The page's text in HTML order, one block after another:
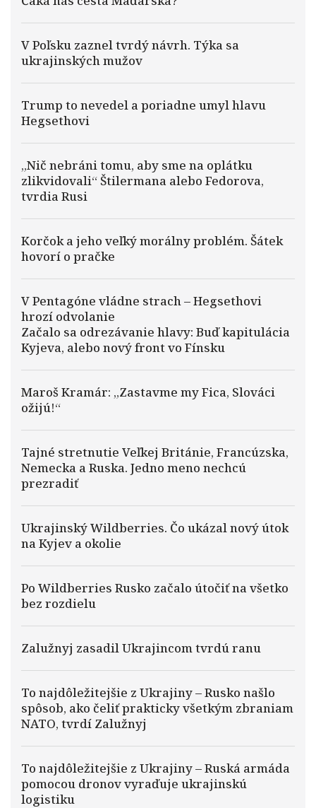
V Poľsku zaznel tvrdý návrh. Týka sa
ukrajinských mužov
Trump to nevedel a poriadne umyl hlavu
Hegsethovi
„Nič nebráni tomu, aby sme na oplátku
zlikvidovali“ Štilermana alebo Fedorova,
tvrdia Rusi
Korčok a jeho veľký morálny problém. Šátek
hovorí o pračke
V Pentagóne vládne strach – Hegsethovi
hrozí odvolanie
Začalo sa odrezávanie hlavy: Buď kapitulácia
Kyjeva, alebo nový front vo Fínsku
Maroš Kramár: „Zastavme my Fica, Slováci
ožijú!“
Tajné stretnutie Veľkej Británie, Francúzska,
Nemecka a Ruska. Jedno meno nechcú
prezradiť
Ukrajinský Wildberries. Čo ukázal nový útok
na Kyjev a okolie
Po Wildberries Rusko začalo útočiť na všetko
bez rozdielu
Zalužnyj zasadil Ukrajincom tvrdú ranu
To najdôležitejšie z Ukrajiny – Rusko našlo
spôsob, ako čeliť prakticky všetkým zbraniam
NATO, tvrdí Zalužnyj
To najdôležitejšie z Ukrajiny – Ruská armáda
pomocou dronov vyraďuje ukrajinskú
logistiku